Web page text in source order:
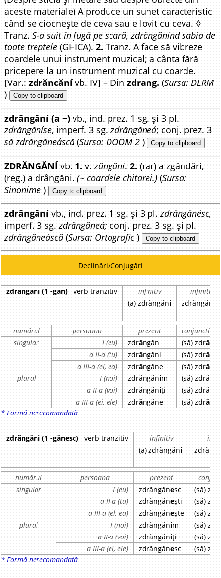
aceste materiale) A produce un sunet caracteristic
când se ciocnește de ceva sau e lovit cu ceva. ◊
Tranz.S-a suit în fugă pe scară, zdrăngănind sabia de
toate treptele (GHICA).2. Tranz. A face să vibreze
coardele unui instrument muzical; a cânta fără
pricepere la un instrument muzical cu coarde.
[Var.:zdrăncănívb. IV] – Dinzdrang. (Sursa: DLRM
) Copy to clipboard
zdrăngăní (a ~) vb., ind. prez. 1 sg. și 3 pl.
zdrăngăníse, imperf. 3 sg.zdrăngăneá; conj. prez. 3
să zdrăngăneáscă (Sursa: DOOM 2 ) Copy to clipboard
ZDRĂNGĂNÍ vb. 1. v.zăngăni.2. (rar) a zgândări,
(reg.) a drângăni.(~ coardele chitarei.) (Sursa:
Sinonime ) Copy to clipboard
zdrăngănívb., ind. prez. 1 sg. și 3 pl.zdrăngănésc,
imperf. 3 sg.zdrăngăneá; conj. prez. 3 sg. și pl.
zdrăngăneáscă (Sursa: Ortografic ) Copy to clipboard
Declinări/Conjugări
zdrăngăni (1 -găn) verb tranzitiv infinitiv
infinitiv
(a) zdrăngăni zdrăngăn
numărul persoana prezent
conjunctiv
singular
I (eu) zdrăngăn (să) zdră
a II-a (tu)
zdrăngăni (să) zdră
a III-a (el, ea)
zdrăngăne (să) zdră
plural
I (noi) zdrăngănim
(să)
a II-a (voi)
zdrăngăniți
(să)
a III-a (ei, ele)
zdrăngăne (să) zdră
* Formă nerecomandată
zdrăngăni (1 -gănesc) verb tranzitiv infinitiv
(a) zdrăngăni
numărul persoana prezent
singular
I (eu) zdrăngănesc
(să)
a II-a (tu)
zdrăngănești
(să)
a III-a (el, ea)
zdrăngănește
(să)
plural
I (noi) zdrăngănim
(să)
a II-a (voi)
zdrăngăniți
(să)
a III-a (ei, ele)
zdrăngănesc
(să)
* Formă nerecomandată